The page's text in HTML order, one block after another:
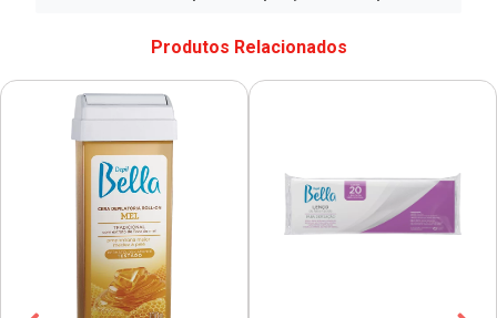
Produtos Relacionados